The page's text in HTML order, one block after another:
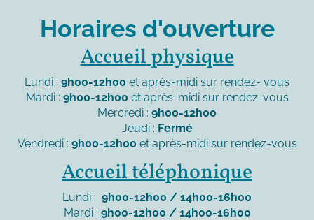
Horaires d'ouverture
Accueil physique
Lundi : 9h00-12h00 et après-midi sur rendez- vous
Mardi : 9h00-12h00 et après-midi sur rendez-vous
Mercredi : 9h00-12h00
Jeudi : Fermé
Vendredi : 9h00-12h00 et après-midi sur rendez-vous
Accueil téléphonique
Lundi : 9h00-12h00 / 14h00-16h00
Mardi : 9h00-12h00 / 14h00-16h00